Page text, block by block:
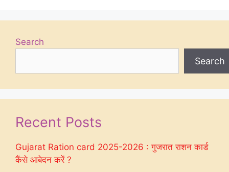
Search
Search
Recent Posts
Gujarat Ration card 2025-2026 : गुजरात राशन कार्ड
कैंसे आबेदन करें ?